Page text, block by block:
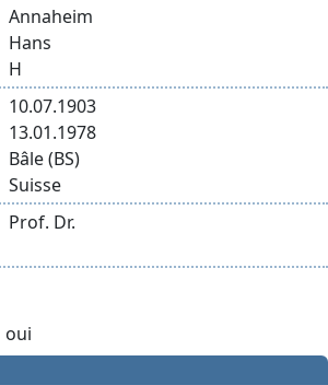
Annaheim
Hans
H
10.07.1903
13.01.1978
Bâle (BS)
Suisse
Prof. Dr.
oui